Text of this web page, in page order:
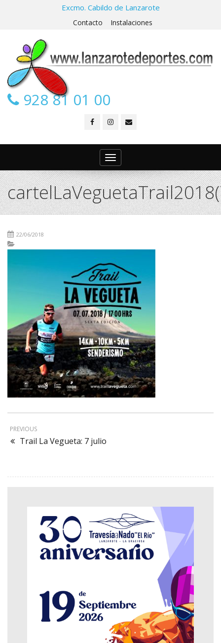
Excmo. Cabildo de Lanzarote
Contacto Instalaciones
928 81 01 00
Toggle
navigation
22/06/2018
PREVIOUS
Trail La Vegueta: 7 julio